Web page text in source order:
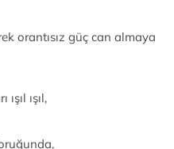
orantısız güç can almaya
ışıl,